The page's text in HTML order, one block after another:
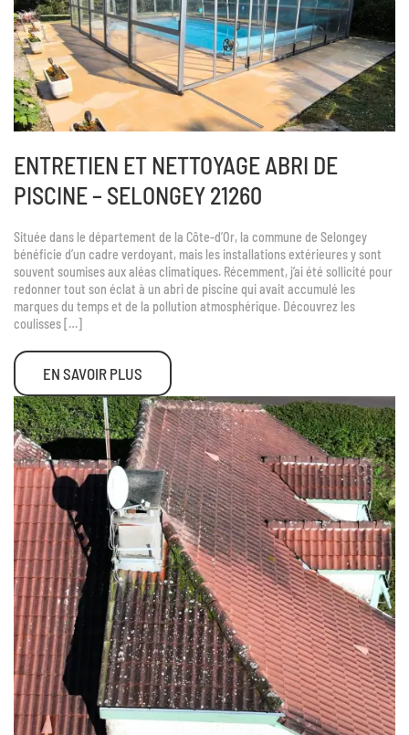
ENTRETIEN ET NETTOYAGE ABRI DE
PISCINE – SELONGEY 21260
Située dans le département de la Côte-d’Or, la commune de Selongey
bénéficie d’un cadre verdoyant, mais les installations extérieures y sont
souvent soumises aux aléas climatiques. Récemment, j’ai été sollicité pour
redonner tout son éclat à un abri de piscine qui avait accumulé les
marques du temps et de la pollution atmosphérique. Découvrez les
coulisses […]
EN SAVOIR PLUS